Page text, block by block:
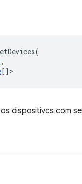
(
,
[] >
dispositivos com